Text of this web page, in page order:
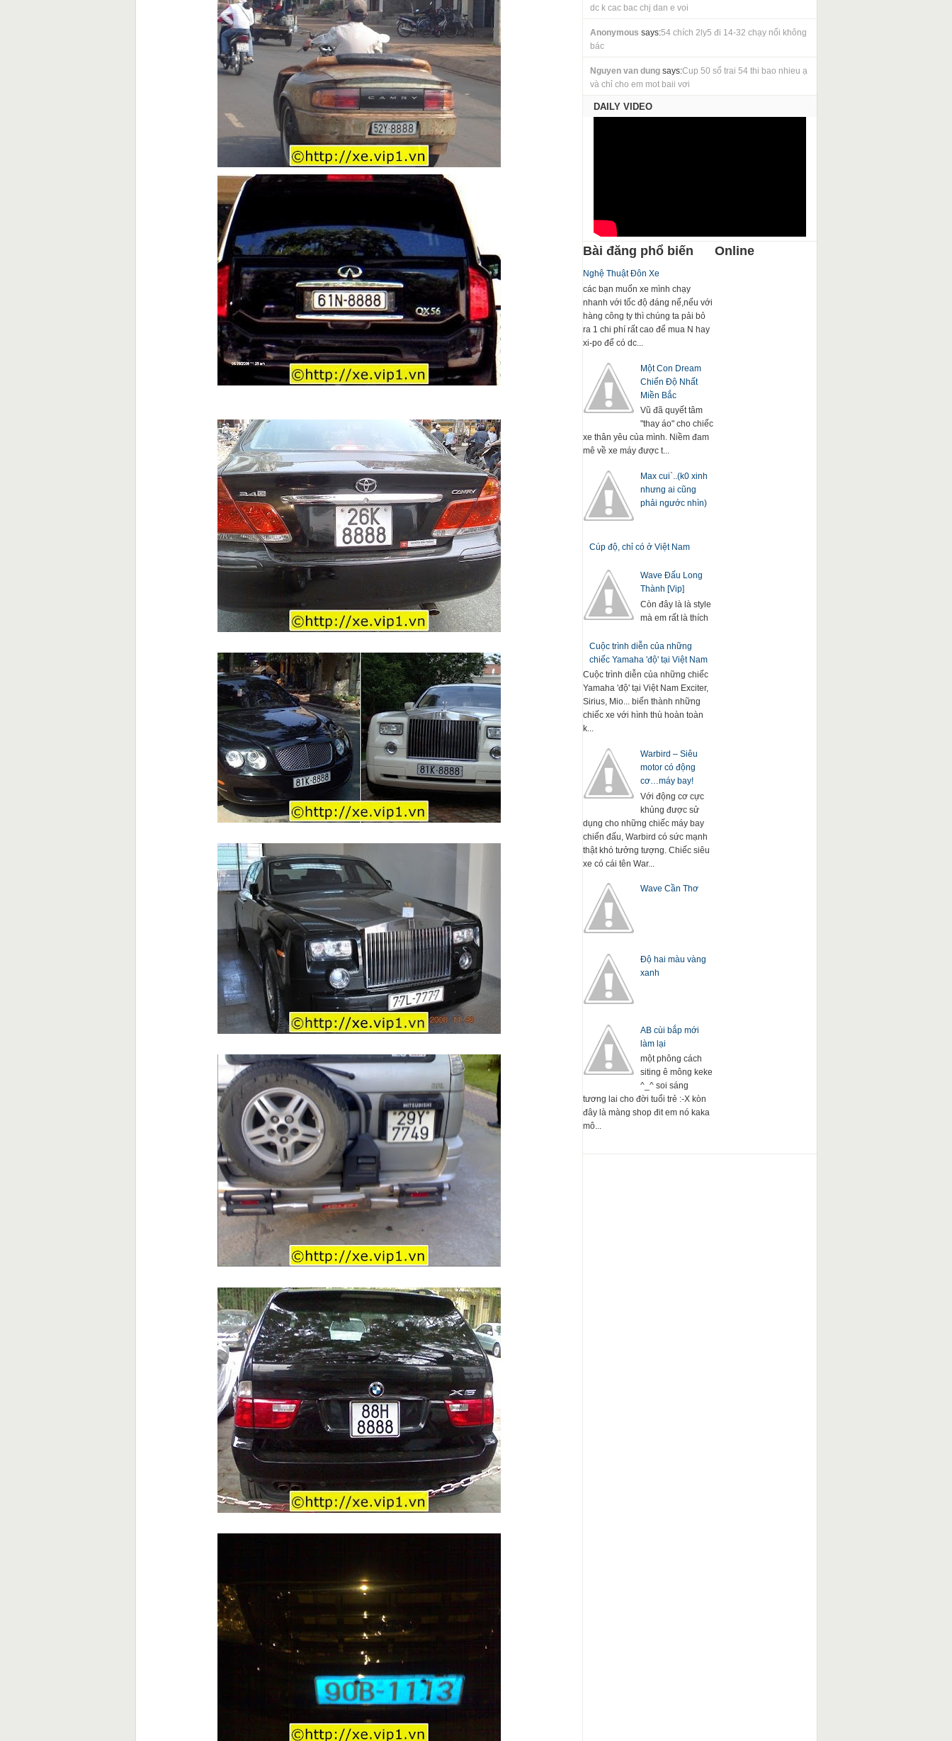
dc k cac bac chj dan e voi
Anonymous says:54 chích 2ly5 đi 14-32 chạy nổi không
bác
Nguyen van dungsays:Cup 50 sổ trai 54 thi bao nhieu ạ
và chỉ cho em mot baii vơi
DAILY VIDEO
Bài đăng phổ biến
Nghệ Thuật Đôn Xe
các bạn muốn xe mình chạy
nhanh với tốc độ đáng nể,nếu với
hàng công ty thì chúng ta pải bỏ
ra 1 chi phí rất cao để mua N hay
xi-po để có dc...
Một Con Dream
Chiến Độ Nhất
Miền Bắc
Vũ đã quyết tâm
"thay áo" cho chiếc
xe thân yêu của mình. Niềm đam
mê về xe máy được t...
Max cui`..(k0 xinh
nhưng ai cũng
phải ngước nhìn)
Cúp độ, chỉ có ở Việt Nam
Wave Đấu Long
Thành [Vip]
Còn đây là là style
mà em rất là thích
Cuộc trình diễn của những
chiếc Yamaha 'độ' tại Việt Nam
Cuộc trình diễn của những chiếc
Yamaha 'độ' tại Việt Nam Exciter,
Sirius, Mio... biến thành những
chiếc xe với hình thù hoàn toàn
k...
Warbird – Siêu
motor có động
cơ…máy bay!
Với động cơ cực
khủng được sử
dụng cho những chiếc máy bay
chiến đấu, Warbird có sức mạnh
thật khó tưởng tượng. Chiếc siêu
xe có cái tên War...
Wave Cần Thơ
Độ hai màu vàng
xanh
AB cùi bắp mới
làm lại
một phông cách
siting ê mông keke
^_^ soi sáng
tương lai cho đời tuổi trẻ :-X kòn
đây là màng shop đit em nó kaka
mô...
Online